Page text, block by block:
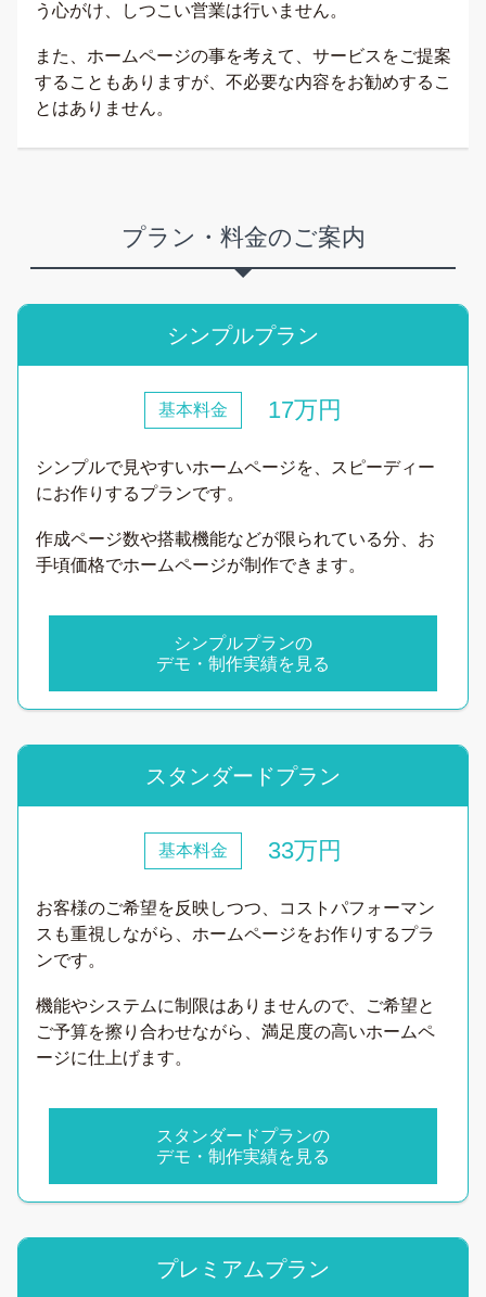
う心がけ、しつこい営業は行いません。
また、ホームページの事を考えて、サービスをご提案
することもありますが、不必要な内容をお勧めするこ
とはありません。
プラン・料金のご案内
シンプルプラン
基本料金 17万円
シンプルで見やすいホームページを、スピーディー
にお作りするプランです。
作成ページ数や搭載機能などが限られている分、お
手頃価格でホームページが制作できます。
シンプルプランの
デモ・制作実績を見る
スタンダードプラン
基本料金 33万円
お客様のご希望を反映しつつ、コストパフォーマン
スも重視しながら、ホームページをお作りするプラ
ンです。
機能やシステムに制限はありませんので、ご希望と
ご予算を擦り合わせながら、満足度の高いホームペ
ージに仕上げます。
スタンダードプランの
デモ・制作実績を見る
プレミアムプラン